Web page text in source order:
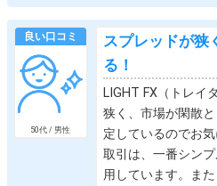
良い口コミ
50代 / 男性
スプレッドが狭
る！
LIGHT FX（トレイ
狭く、市場が閑散
定しているのでお気
取引は、一番シン
用しています。ま